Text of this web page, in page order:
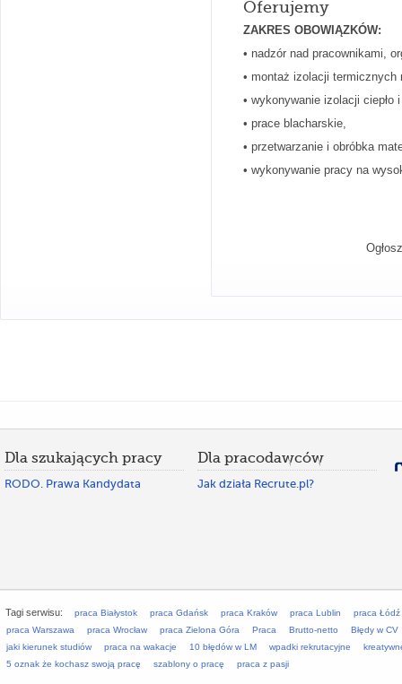
Oferujemy
ZAKRES OBOWIĄZKÓW:
• nadzór nad pracownikami,
• montaż izolacji termicznych
• wykonywanie izolacji ciepło
• prace blacharskie,
• przetwarzanie i obróbka
• wykonywanie pracy na
Dla szukających pracy
RODO. Prawa Kandydata
Dla pracodawców
Jak działa Recrute.pl?
Tagi serwisu: praca Białystok praca Gdańsk praca Kraków praca Lublin
praca Łódź
praca Warszawa
praca Wrocław praca Zielona Góra Praca Brutto-netto
Błędy w CV
jaki kierunek studiów
praca na wakacje 10 błędów w LM wpadki rekrutacyjne
5 oznak że kochasz swoją pracę
szablony o pracę praca z pasji